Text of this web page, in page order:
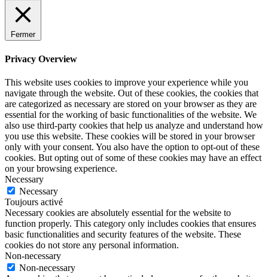
Fermer
Privacy Overview
This website uses cookies to improve your experience while you
navigate through the website. Out of these cookies, the cookies that
are categorized as necessary are stored on your browser as they are
essential for the working of basic functionalities of the website. We
also use third-party cookies that help us analyze and understand how
you use this website. These cookies will be stored in your browser
only with your consent. You also have the option to opt-out of these
cookies. But opting out of some of these cookies may have an effect
on your browsing experience.
Necessary
Necessary
Toujours activé
Necessary cookies are absolutely essential for the website to
function properly. This category only includes cookies that ensures
basic functionalities and security features of the website. These
cookies do not store any personal information.
Non-necessary
Non-necessary